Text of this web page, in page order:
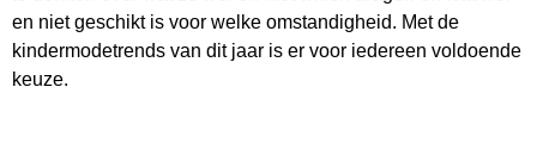
en niet geschikt is voor welke omstandigheid. Met de
kindermodetrends van dit jaar is er voor iedereen voldoende
keuze.